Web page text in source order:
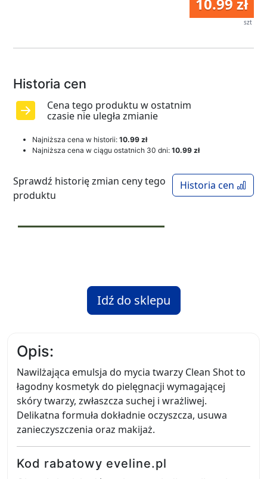
szt
Historia cen
Cena tego produktu w ostatnim
czasie nie uległa zmianie
Najniższa cena w historii: 10.99 zł
Najniższa cena w ciągu ostatnich 30 dni: 10.99 zł
Historia cen
Sprawdź historię zmian ceny tego
produktu
Idź do sklepu
Opis:
Nawilżająca emulsja do mycia twarzy Clean Shot to
łagodny kosmetyk do pielęgnacji wymagającej
skóry twarzy, zwłaszcza suchej i wrażliwej.
Delikatna formuła dokładnie oczyszcza, usuwa
zanieczyszczenia oraz makijaż.
Kod rabatowy eveline.pl